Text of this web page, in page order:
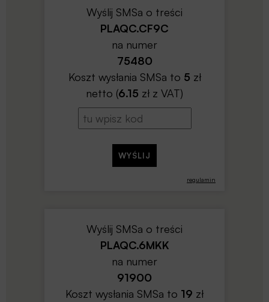
regulamin
Wyślij SMSa o treści
PLAQC.CF9C
na numer
75480
Koszt wysłania SMSa to 5 zł
netto (6.15 zł z VAT)
Wyślij SMSa o treści
PLAQC.6MKK
na numer
91900
Koszt wysłania SMSa to 19 zł